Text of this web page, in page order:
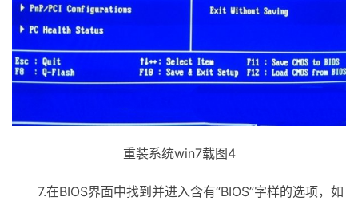
重装系统win7载图4
7.在BIOS界面中找到并进入含有“BIOS”字样的选项，如